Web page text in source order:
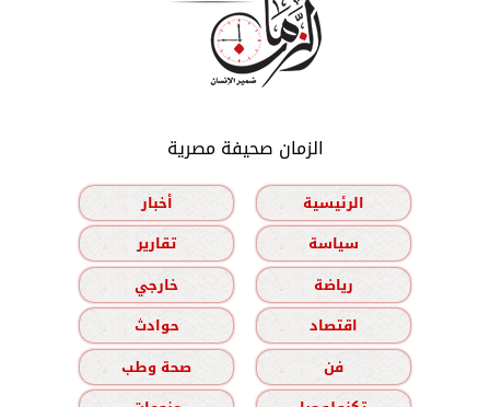
الزمان صحيفة مصرية
الرئيسية
أخبار
سياسة
تقارير
رياضة
خارجي
اقتصاد
حوادث
فن
صحة وطب